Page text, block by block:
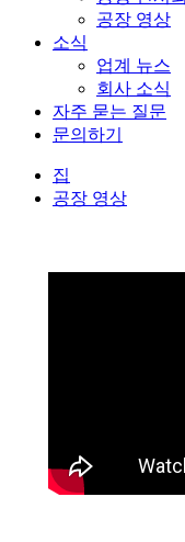
공장 영상
소식
업계 뉴스
회사 소식
자주 묻는 질문
문의하기
집
공장 영상